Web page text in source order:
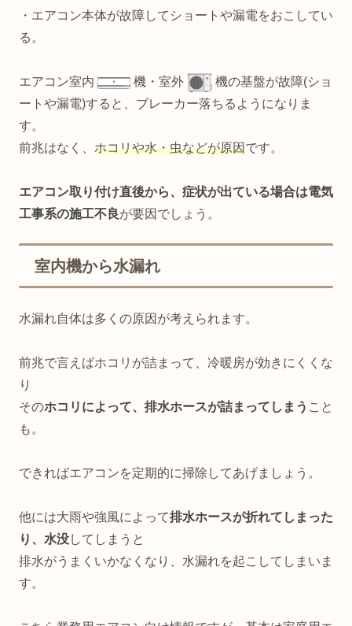
・エアコン本体が故障してショートや漏電をおこしてい
る。
エアコン室内 機・室外
機の基盤が故障(ショ
ートや漏電)すると、ブレーカー落ちるようになりま
す。
前兆はなく、 ホコリや水・虫などが原因です。
エアコン取り付け直後から、症状が出ている場合は電気
工事系の施工不良が要因でしょう。
室内機から水漏れ
水漏れ自体は多くの原因が考えられます。
前兆で言えばホコリが詰まって、冷暖房が効きにくくな
り
そのホコリによって、排水ホースが詰まってしまう こと
も。
できればエアコンを定期的に掃除してあげましょう。
他には大雨や強風によって排水ホースが折れてしまった
り、水没してしまうと
排水がうまくいかなくなり、水漏れを起こしてしまいま
す。